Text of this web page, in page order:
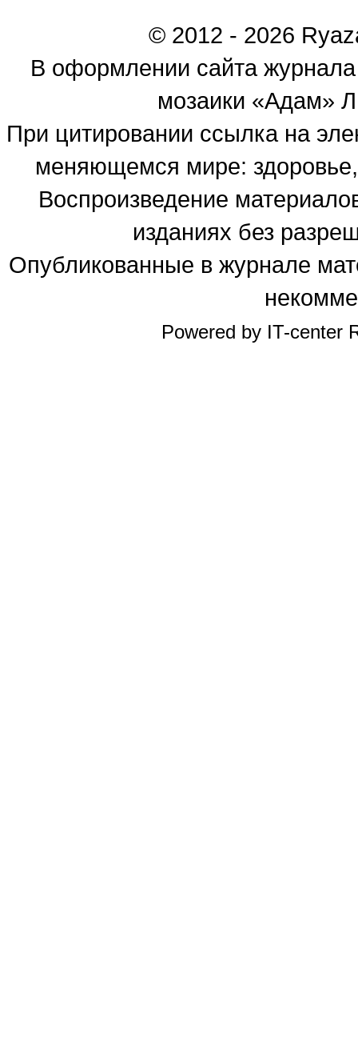
© 2012 - 2026
В оформлении сайта
мозаики «Адам»
При цитировании ссылка на
меняющемся мире: здоровье,
Воспроизведение
изданиях без
Опубликованные в журнале
Powered by IT-center